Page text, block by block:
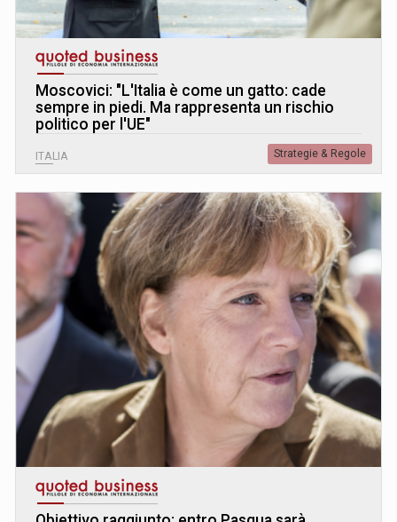
Moscovici: "L' Italia è come un gatto: cade
sempre in piedi. Ma rappresenta un rischio
politico per l'UE"
ITALIA Strategie & Regole